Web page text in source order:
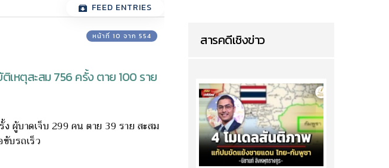
FEED ENTRIES
หน้าที่ 10 จาก 554
เหตุสะสม 756 ครั้ง ตาย 100 ราย
ผู้บาดเจ็บ 299 คน ตาย 39 ราย สะสม
บรถเร็ว
สารคดีเชิงข่าว